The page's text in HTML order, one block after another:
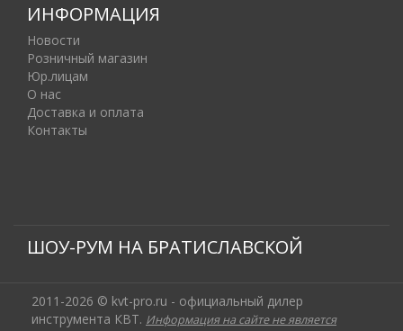
ИНФОРМАЦИЯ
Новости
Розничный магазин
Юр.лицам
О нас
Доставка и оплата
Контакты
ШОУ-РУМ НА БРАТИСЛАВСКОЙ
2011-2026 © kvt-pro.ru - официальный дилер
инструмента КВТ. Информация на сайте не является